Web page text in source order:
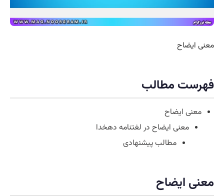
معنی ایضاح
فهرست مطالب
معنی ایضاح
معنی ایضاح در لغتنامه دهخدا
مطالب پیشنهادی
معنی ایضاح